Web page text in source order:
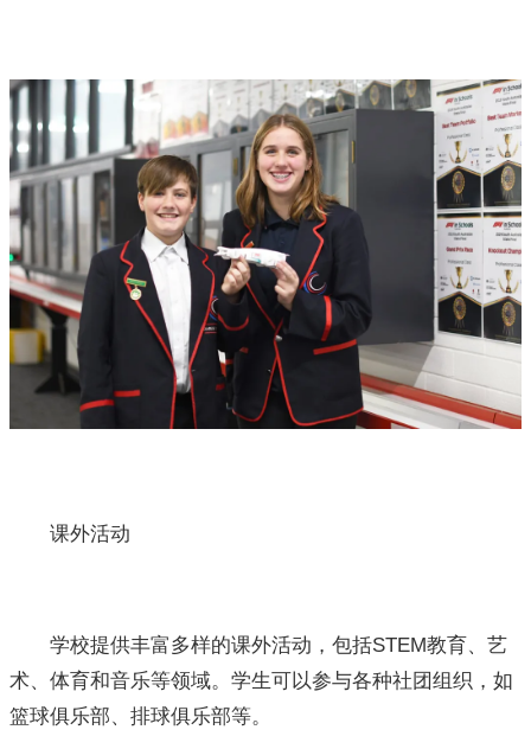
课外活动
学校提供丰富多样的课外活动，包括STEM教育、艺
术、体育和音乐等领域。学生可以参与各种社团组织，如
篮球俱乐部、排球俱乐部等。